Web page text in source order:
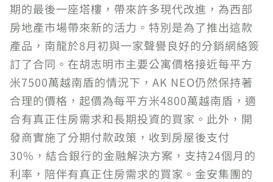
期的最後一座塔樓，帶來許多現代改進，為西部
房地產市場帶來新的活力。特別是為了推出這款
產品，南龍於8月初與一家聲譽良好的分銷網絡簽
訂了合同。在胡志明市主要公寓價格接近每平方
米7500萬越南盾的情況下，AK NEO仍然保持著
合理的價格，起價為每平方米4800萬越南盾，適
合有真正住房需求和長期投資的買家。此外，開
發商實施了分期付款政策，收到房屋後支付
30%，結合銀行的金融解決方案，支持24個月的
利率，陪伴有真正住房需求的買家。金安集團的